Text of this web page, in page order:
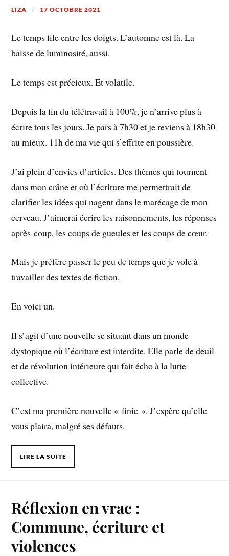
LIZA 17 OCTOBRE 2021
Le temps file entre les doigts. L’automne est là. La
baisse de luminosité, aussi.
Le temps est précieux. Et volatile.
Depuis la fin du télétravail à 100%, je n’arrive plus à
écrire tous les jours. Je pars à 7h30 et je reviens à 18h30
au mieux. 11h de ma vie qui s’effrite en poussière.
J’ai plein d’envies d’articles. Des thèmes qui tournent
dans mon crâne et où l’écriture me permettrait de
clarifier les idées qui nagent dans le marécage de mon
cerveau. J’aimerai écrire les raisonnements, les réponses
après-coup, les coups de gueules et les coups de cœur.
Mais je préfère passer le peu de temps que je vole à
travailler des textes de fiction.
En voici un.
Il s’agit d’une nouvelle se situant dans un monde
dystopique où l’écriture est interdite. Elle parle de deuil
et de révolution intérieure qui fait écho à la lutte
collective.
C’est ma première nouvelle « finie ». J’espère qu’elle
vous plaira, malgré ses défauts.
LIRE LA SUITE
Réflexion en vrac :
Commune, écriture et
violences